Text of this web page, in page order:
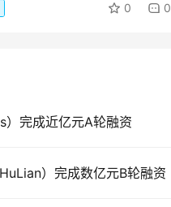
0 0
）完成近亿元A轮融资
）完成数亿元B轮融资